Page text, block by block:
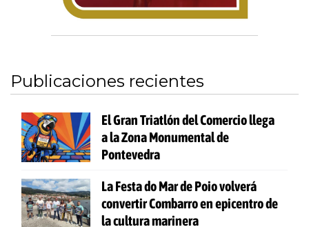
Publicaciones recientes
El Gran Triatlón del Comercio llega
a la Zona Monumental de
Pontevedra
La Festa do Mar de Poio volverá
convertir Combarro en epicentro de
la cultura marinera